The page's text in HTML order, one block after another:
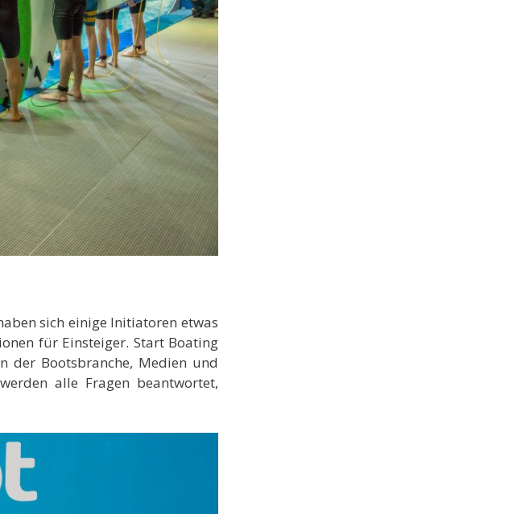
sich einige Initiatoren etwas
für Einsteiger. Start Boating
der Bootsbranche, Medien und
alle Fragen beantwortet,